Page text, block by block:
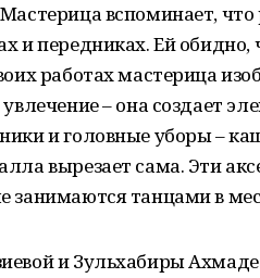
вспоминает,
и передниках. Ей
работах мастерица
– она создает
и головные уборы –
вырезает сама. Эти
занимаются танцами в
и Зульхабиры